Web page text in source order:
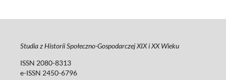
Studia z Historii Społeczno-Gospodarczej XIX i XX Wieku
ISSN 2080-8313
e-ISSN 2450-6796